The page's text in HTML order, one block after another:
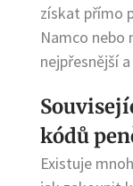
získat přímo
Namco nebo
nejpřesnější
kódů
Existuje